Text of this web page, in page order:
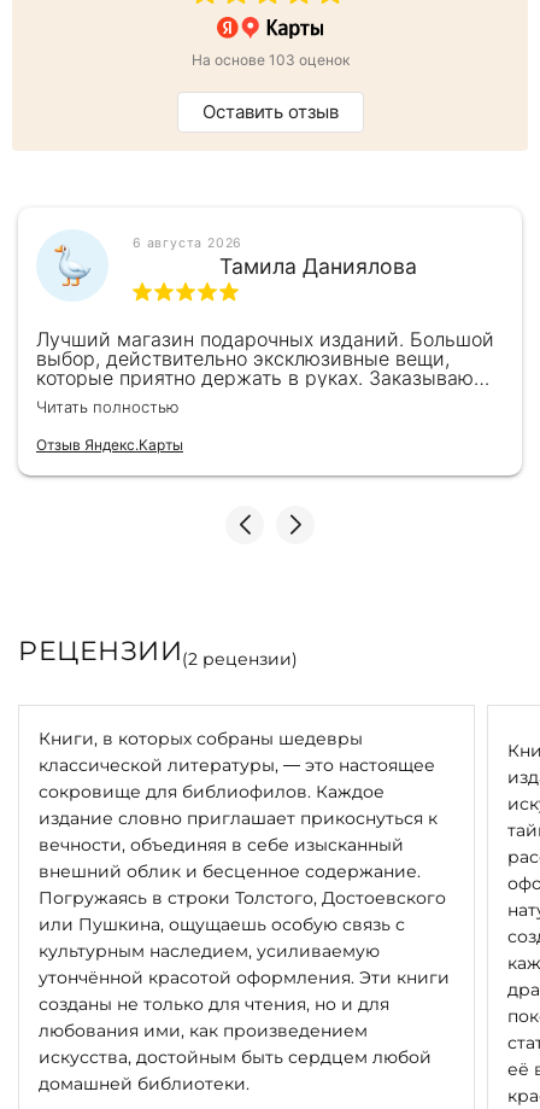
На основе 103 оценок
Оставить отзыв
6 августа 2026
Тамила Даниялова
Лучший магазин подарочных изданий. Большой
выбор, действительно эксклюзивные вещи,
которые приятно держать в руках. Заказываю
здесь уже второй раз для бизнес-партнеров,
всегда всё безупречно — от общения с
консультантами до качества самих книг.
Однозначно рекомендую
Читать полностью
Отзыв Яндекс.Карты
РЕЦЕНЗИИ(2 рецензии)
Книги, в которых собраны шедевры
классической литературы, — это настоящее
сокровище для библиофилов. Каждое
издание словно приглашает прикоснуться к
вечности, объединяя в себе изысканный
внешний облик и бесценное содержание.
Погружаясь в строки Толстого, Достоевского
или Пушкина, ощущаешь особую связь с
культурным наследием, усиливаемую
утончённой красотой оформления. Эти книги
созданы не только для чтения, но и для
любования ими, как произведением
искусства, достойным быть сердцем любой
домашней библиотеки.
её